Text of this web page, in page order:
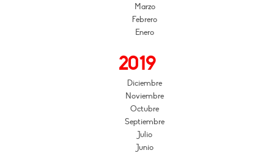
Marzo
Febrero
Enero
2019
Diciembre
Noviembre
Octubre
Septiembre
Julio
Junio